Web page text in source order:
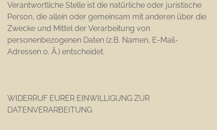
Verantwortliche Stelle ist die natürliche oder juristische
Person, die allein oder gemeinsam mit anderen über die
Zwecke und Mittel der Verarbeitung von
personenbezogenen Daten (z.B. Namen, E-Mail-
Adressen o. Ä.) entscheidet.
WIDERRUF EURER EINWILLIGUNG ZUR
DATENVERARBEITUNG